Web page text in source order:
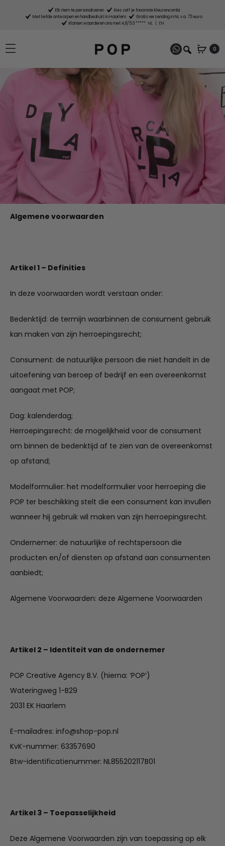
Elk item te personaliseren
Kies zelf je favoriete kleurencombi
Met liefde ontworpen en handbedrukt in Haarlem
Gratis verzending in NL v.a. 75 euro
Klanten waarderen ons met 4,8/5.0 ***** NL EN
0
Algemene voorwaarden
Artikel 1 – Definities
In deze voorwaarden wordt verstaan onder:
Bedenktijd: de termijn waarbinnen de consument gebruik
kan maken van zijn herroepingsrecht;
Consument: de natuurlijke persoon die niet handelt in de
uitoefening van beroep of bedrijf en een overeenkomst
aangaat met POP;
Dag: kalenderdag;
Herroepingsrecht: de mogelijkheid voor de consument
om binnen de bedenktijd af te zien van de overeenkomst
op afstand;
Modelformulier: het modelformulier voor herroeping die
POP ter beschikking stelt die een consument kan invullen
wanneer hij gebruik wil maken van zijn herroepingsrecht.
Ondernemer: de natuurlijke of rechtspersoon die
producten en/of diensten op afstand aan consumenten
aanbiedt;
Algemene Voorwaarden: deze Algemene Voorwaarden
Artikel 2 – Identiteit van de ondernemer
POP Creative Agency B.V. (hierna: ‘POP’)
Wateringweg 1-B29
2031 EK Haarlem
E-mailadres: info@shop-pop.nl
KvK-nummer: 63357690
Btw-identificatienummer: NL855202117B01
Artikel 3 – Toepasselijkheid
Deze Algemene Voorwaarden zijn van toepassing op elk